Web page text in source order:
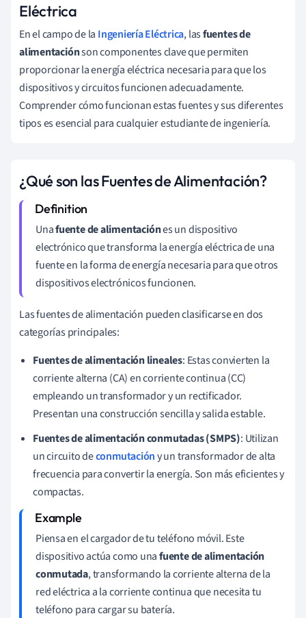
Eléctrica
En el campo de la Ingeniería Eléctrica, lasfuentes de
alimentaciónson componentes clave que permiten
proporcionar la energía eléctrica necesaria para que los
dispositivos y circuitos funcionen adecuadamente.
Comprender cómo funcionan estas fuentes y sus diferentes
tipos es esencial para cualquier estudiante de ingeniería.
¿Qué son las Fuentes de Alimentación?
Unafuente de alimentaciónes un dispositivo
electrónico que transforma la energía eléctrica de una
fuente en la forma de energía necesaria para que otros
dispositivos electrónicos funcionen.
Las fuentes de alimentación pueden clasificarse en dos
categorías principales:
Fuentes de alimentación lineales: Estas convierten la
corriente alterna (CA) en corriente continua (CC)
empleando un transformador y un rectificador.
Presentan una construcción sencilla y salida estable.
Fuentes de alimentación conmutadas (SMPS): Utilizan
un circuito deconmutacióny un transformador de alta
frecuencia para convertir la energía. Son más eficientes y
compactas.
Piensa en el cargador de tu teléfono móvil. Este
dispositivo actúa como unafuente de alimentación
conmutada, transformando la corriente alterna de la
red eléctrica a la corriente continua que necesita tu
teléfono para cargar su batería.